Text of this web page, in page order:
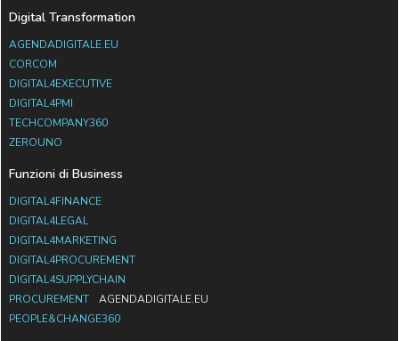
Digital Transformation
AGENDADIGITALE.EU
CORCOM
DIGITAL4EXECUTIVE
DIGITAL4PMI
TECHCOMPANY360
ZEROUNO
Funzioni di Business
DIGITAL4FINANCE
DIGITAL4LEGAL
DIGITAL4MARKETING
DIGITAL4PROCUREMENT
DIGITAL4SUPPLYCHAIN
PROCUREMENT
AGENDADIGITALE.EU
PEOPLE&CHANGE360